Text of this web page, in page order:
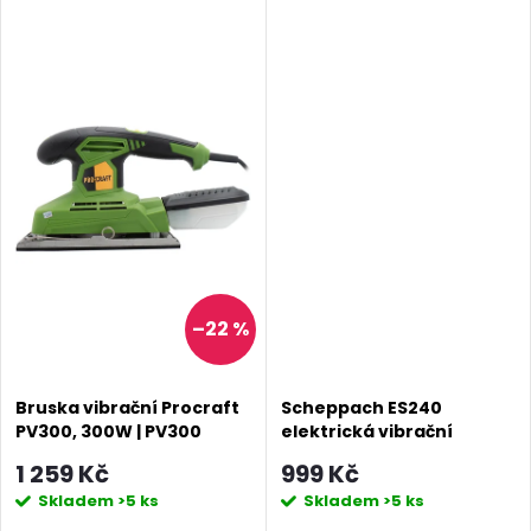
–22 %
Bruska vibrační Procraft
PV300, 300W | PV300
1 259 Kč
Skladem >5 ks
Scheppach ES240
elektrická vibrační
999 Kč
Skladem >5 ks